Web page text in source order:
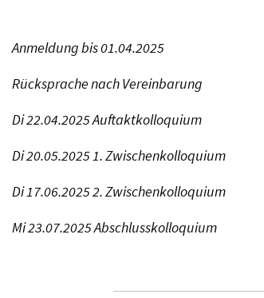
Anmeldung bis 01.04.2025
Rücksprache nach Vereinbarung
Di 22.04.2025 Auftaktkolloquium
Di 20.05.2025 1. Zwischenkolloquium
Di 17.06.2025 2. Zwischenkolloquium
Mi 23.07.2025 Abschlusskolloquium